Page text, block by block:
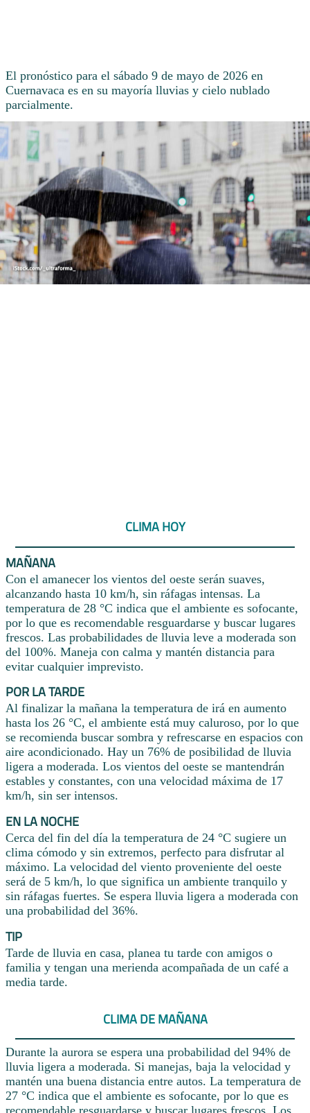
El pronóstico para el sábado 9 de mayo de 2026 en
Cuernavaca es en su mayoría lluvias y cielo nublado
parcialmente.
CLIMA HOY
MAÑANA
Con el amanecer los vientos del oeste serán suaves,
alcanzando hasta 10 km/h, sin ráfagas intensas. La
temperatura de 28 °C indica que el ambiente es sofocante,
por lo que es recomendable resguardarse y buscar lugares
frescos. Las probabilidades de lluvia leve a moderada son
del 100%. Maneja con calma y mantén distancia para
evitar cualquier imprevisto.
POR LA TARDE
Al finalizar la mañana la temperatura de irá en aumento
hasta los 26 °C, el ambiente está muy caluroso, por lo que
se recomienda buscar sombra y refrescarse en espacios con
aire acondicionado. Hay un 76% de posibilidad de lluvia
ligera a moderada. Los vientos del oeste se mantendrán
estables y constantes, con una velocidad máxima de 17
km/h, sin ser intensos.
EN LA NOCHE
Cerca del fin del día la temperatura de 24 °C sugiere un
clima cómodo y sin extremos, perfecto para disfrutar al
máximo. La velocidad del viento proveniente del oeste
será de 5 km/h, lo que significa un ambiente tranquilo y
sin ráfagas fuertes. Se espera lluvia ligera a moderada con
una probabilidad del 36%.
TIP
Tarde de lluvia en casa, planea tu tarde con amigos o
familia y tengan una merienda acompañada de un café a
media tarde.
CLIMA DE MAÑANA
Durante la aurora se espera una probabilidad del 94% de
lluvia ligera a moderada. Si manejas, baja la velocidad y
mantén una buena distancia entre autos. La temperatura de
27 °C indica que el ambiente es sofocante, por lo que es